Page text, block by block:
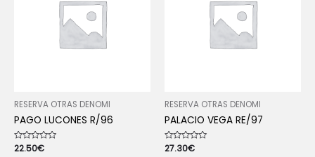
RESERVA OTRAS DENOMI
PAGO LUCONES R/96
Rated
22.50€
RESERVA OTRAS DENOMI
PALACIO VEGA RE/97
Rated
27.30€